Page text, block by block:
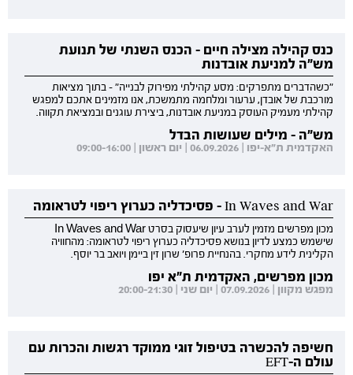
כנס קהילה מצילה חיים - הכנס השנתי של תנועת
מש"ה למניעת אובדנות
"כשהדברים מתפרקים: מסע קהילתי מפירוק לבנייה" - בתוך מציאות
מורכבת של אובדן, ערעור ומלחמה מתמשכת, אנו מזמינים אתכם למפגש
קהילתי מעמיק העוסק במניעת אובדנות, ביצירת עוגנים ובמציאת תקווה.
מש"ה - מילים שעושות הבדל
האקדמית ת"א-יפו | 06.09.2026 | יום ראשון | 09:00-16:00
In Waves and War - פסיכדליה כערוץ ריפוי לטראומה
מכון מפרשים מזמין לערב עיון שיעסוק בסרט In Waves and War
שישמש כמצע לדיון בנושא פסיכדליה כערוץ ריפוי לטראומה: מהחוויה
הקלינית לידע מחקרי. בהנחיית פרופ' שרון זין ביימן ויואב בר יוסף.
מכון מפרשים, האקדמית ת"א יפו
מפגש מקוון | 07.09.2026 | יום שני | 20:00-21:30
חשיפה להכשרה בטיפול זוגי ממוקד רגשות והכרות עם
עולם ה-EFT